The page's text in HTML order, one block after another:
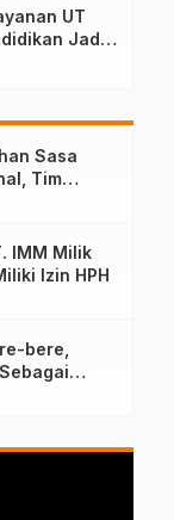
UT
Jadi
Sasa
Tim
Ternate
IMM Milik
Izin HPH
bere,